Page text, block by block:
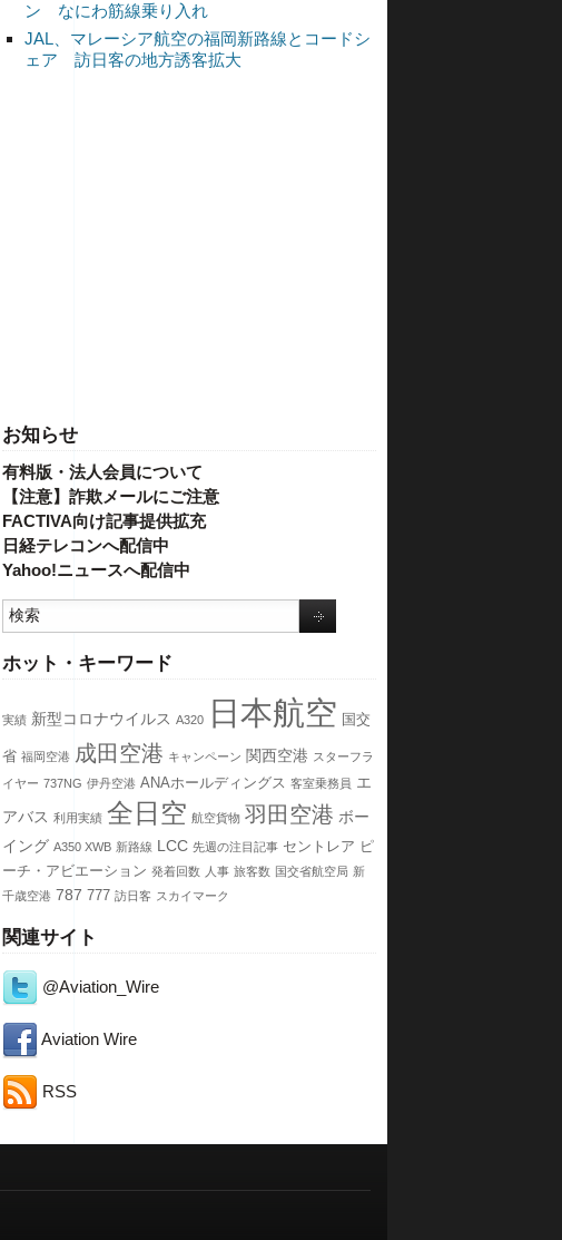
ン なにわ筋線乗り入れ
JAL、マレーシア航空の福岡新路線とコードシ
ェア 訪日客の地方誘客拡大
お知らせ
有料版・法人会員について
【注意】詐欺メールにご注意
FACTIVA向け記事提供拡充
日経テレコンへ配信中
Yahoo!ニュースへ配信中
ホット・キーワード
実績 新型コロナウイルス A320 日本航空 国交
省 福岡空港 成田空港 キャンペーン 関西空港 スターフラ
イヤー 737NG 伊丹空港 ANAホールディングス 客室乗務員 エ
アバス 利用実績 全日空 航空貨物 羽田空港 ボー
イング A350 XWB 新路線 LCC 先週の注目記事 セントレア ピ
ーチ・アビエーション 発着回数 人事 旅客数 国交省航空局 新
千歳空港 787 777 訪日客 スカイマーク
関連サイト
@Aviation_Wire
Aviation Wire
RSS